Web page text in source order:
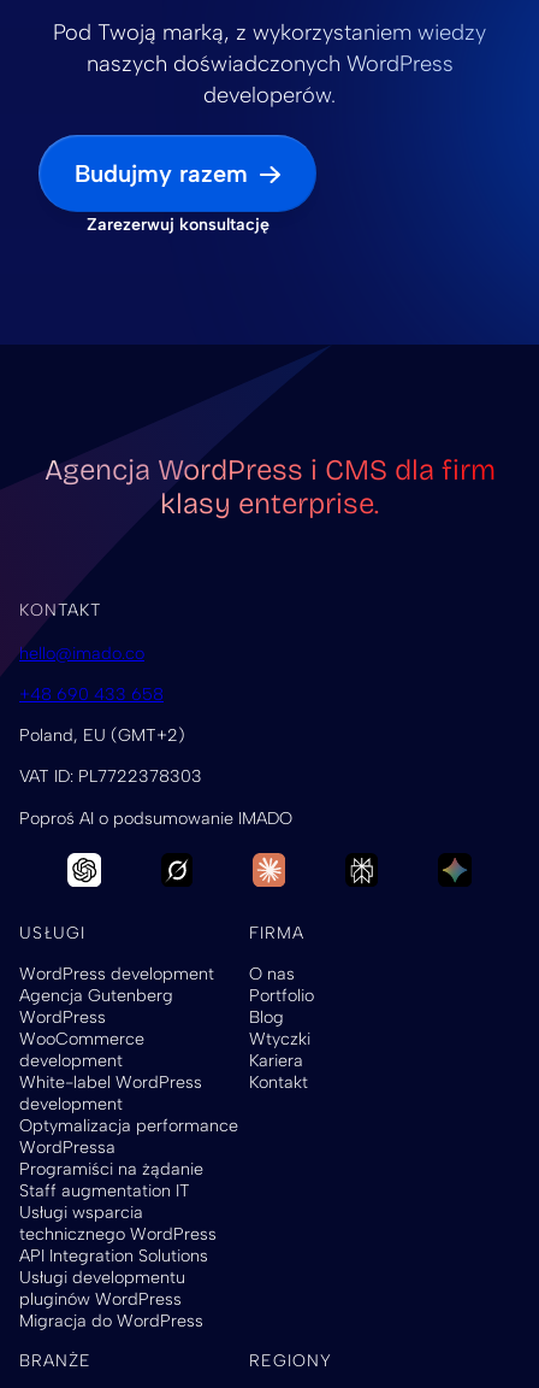
Pod Twoją marką, z wykorzystaniem wiedzy
naszych doświadczonych WordPress
developerów.
Budujmy razem
Zarezerwuj konsultację
Agencja WordPress i CMS dla firm
klasy enterprise.
KONTAKT
hello@imado.co
+48 690 433 658
Poland, EU (GMT+2)
VAT ID: PL7722378303
Poproś AI o podsumowanie IMADO
USŁUGI
WordPress development
Agencja Gutenberg
WordPress
WooCommerce
development
White-label WordPress
development
Optymalizacja performance
WordPressa
Programiści na żądanie
Staff augmentation IT
Usługi wsparcia
technicznego WordPress
API Integration Solutions
Usługi developmentu
pluginów WordPress
Migracja do WordPress
FIRMA
O nas
Portfolio
Blog
Wtyczki
Kariera
Kontakt
BRANŻE REGIONY